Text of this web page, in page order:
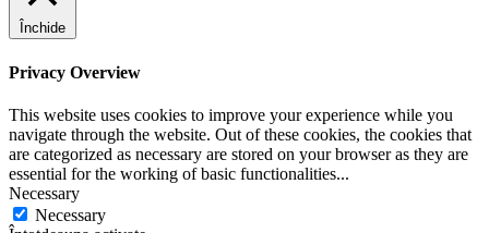
Închide
Privacy Overview
This website uses cookies to improve your experience while you
navigate through the website. Out of these cookies, the cookies that
are categorized as necessary are stored on your browser as they are
essential for the working of basic functionalities...
Necessary
Necessary